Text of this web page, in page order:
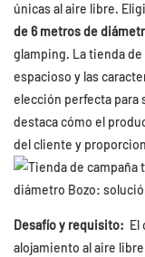
únicas al aire libre.
de 6 metros de
glamping. La tienda
espacioso y las
elección perfecta para
destaca cómo el
del cliente y
Desafío y requisito: El
alojamiento al aire